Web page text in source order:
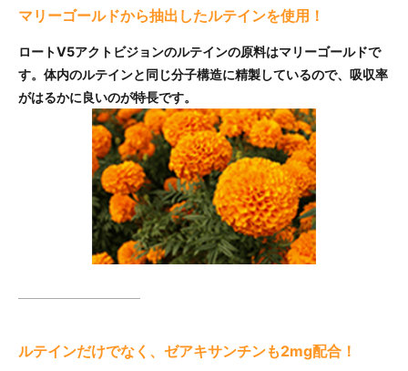
マリーゴールドから抽出したルテインを使用！
ロートV5アクトビジョンのルテインの原料はマリーゴールドで
す。体内のルテインと同じ分子構造に精製しているので、吸収率
がはるかに良いのが特長です。
ルテインだけでなく、ゼアキサンチンも2mg配合！